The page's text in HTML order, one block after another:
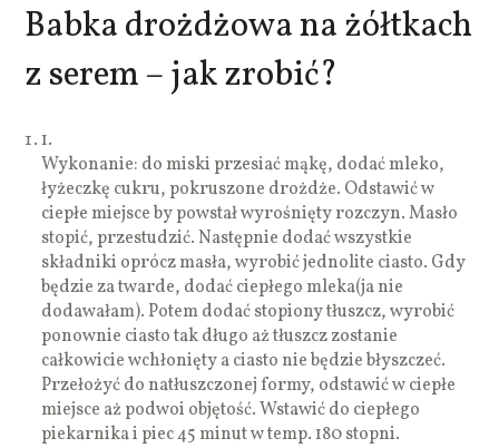
Babka drożdżowa na żółtkach
z serem – jak zrobić?
1.
Wykonanie: do miski przesiać mąkę, dodać mleko,
łyżeczkę cukru, pokruszone drożdże. Odstawić w
ciepłe miejsce by powstał wyrośnięty rozczyn. Masło
stopić, przestudzić. Następnie dodać wszystkie
składniki oprócz masła, wyrobić jednolite ciasto. Gdy
będzie za twarde, dodać ciepłego mleka(ja nie
dodawałam). Potem dodać stopiony tłuszcz, wyrobić
ponownie ciasto tak długo aż tłuszcz zostanie
całkowicie wchłonięty a ciasto nie będzie błyszczeć.
Przełożyć do natłuszczonej formy, odstawić w ciepłe
miejsce aż podwoi objętość. Wstawić do ciepłego
piekarnika i piec 45 minut w temp. 180 stopni.